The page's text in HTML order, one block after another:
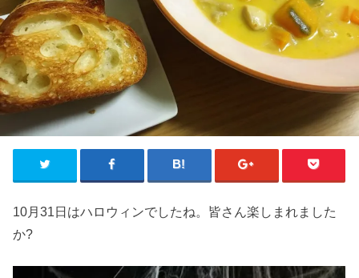
10月31日はハロウィンでしたね。皆さん楽しまれました
か?